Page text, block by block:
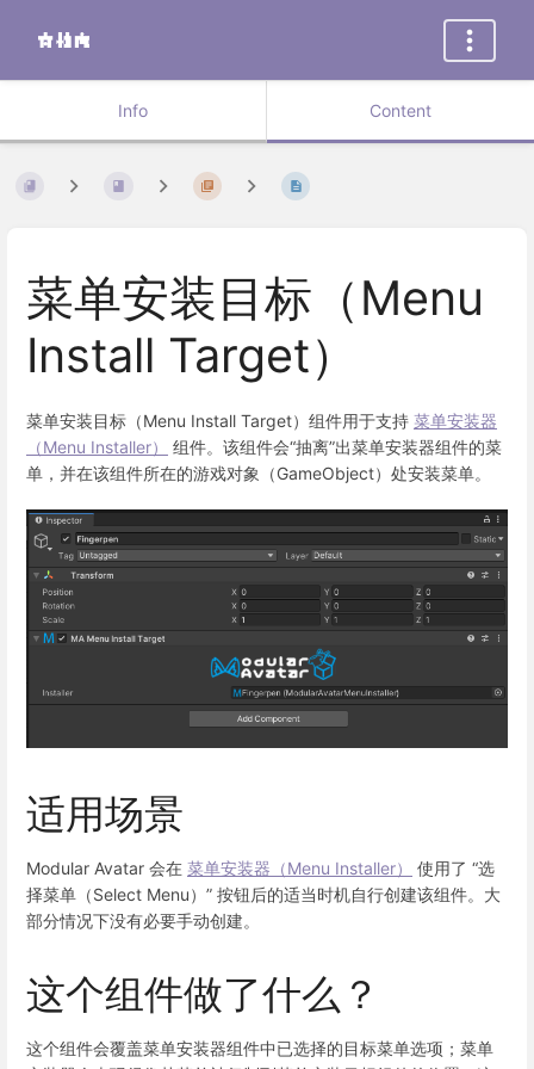
Info Content
菜单安装目标（Menu
Install Target）
菜单安装目标（Menu Install Target）组件用于支持 菜单安装器
（Menu Installer）
组件。该组件会“抽离”出菜单安装器组件的菜
单，并在该组件所在的游戏对象（GameObject）处安装菜单。
适用场景
Modular Avatar 会在 菜单安装器（Menu Installer）
使用了 “选
择菜单（Select Menu）” 按钮后的适当时机自行创建该组件。大
部分情况下没有必要手动创建。
这个组件做了什么？
这个组件会覆盖菜单安装器组件中已选择的目标菜单选项；菜单